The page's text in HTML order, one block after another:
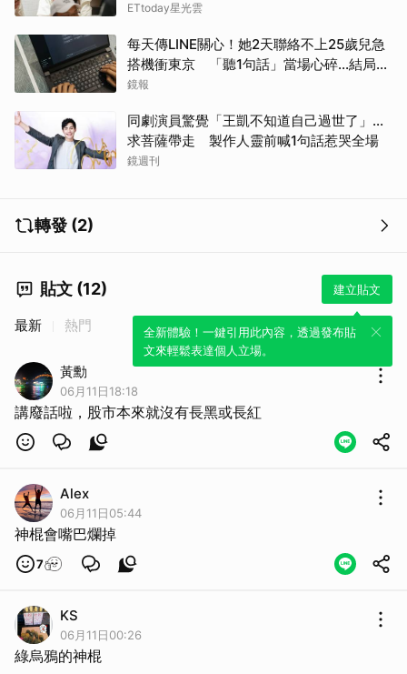
ETtoday星光雲
每天傳LINE關心！她2天聯絡不上25歲兒急
搭機衝東京 「聽1句話」當場心碎...結局看
哭網
鏡報
同劇演員驚覺「王凱不知道自己過世了」...
求菩薩帶走 製作人靈前喊1句話惹哭全場
鏡週刊
轉發 (2)
貼文 (12) 建立貼文
全新體驗！一鍵引用此內容，透過發布貼
文來輕鬆表達個人立場。
最新 熱門
黃勳
06月11日18:18
講廢話啦，股市本來就沒有長黑或長紅
Alex
06月11日05:44
神棍會嘴巴爛掉
7
KS
06月11日00:26
綠烏鴉的神棍